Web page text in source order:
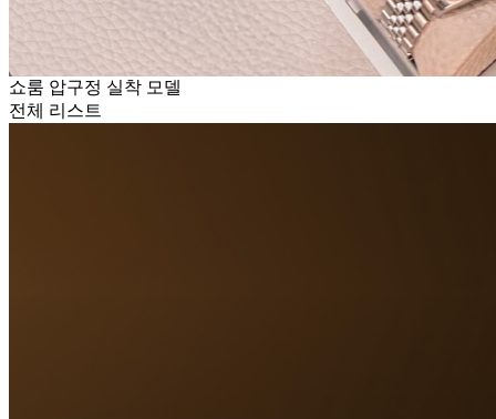
쇼룸 압구정 실착 모델
전체 리스트